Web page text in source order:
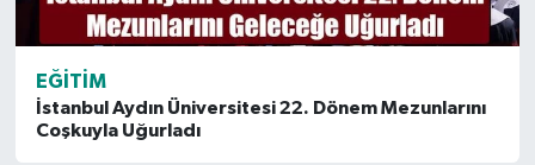
EĞITIM
İstanbul Aydın Üniversitesi 22. Dönem Mezunlarını
Coşkuyla Uğurladı